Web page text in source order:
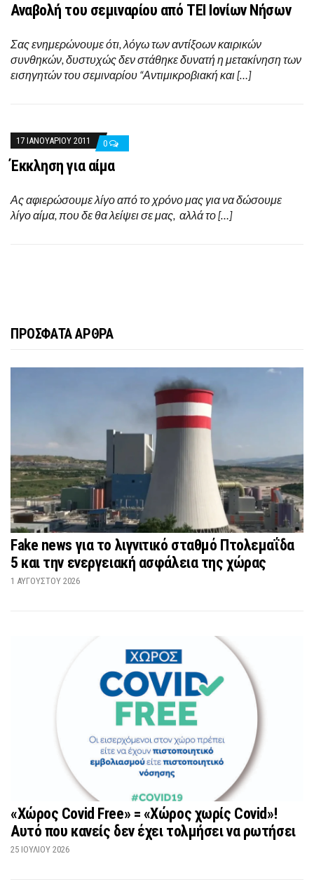
Αναβολή του σεμιναρίου από ΤΕΙ Ιονίων Νήσων
Σας ενημερώνουμε ότι, λόγω των αντίξοων καιρικών
συνθηκών, δυστυχώς δεν στάθηκε δυνατή η μετακίνηση των
εισηγητών του σεμιναρίου “Αντιμικροβιακή και […]
17 ΙΑΝΟΥΑΡΊΟΥ 2011 0
Έκκληση για αίμα
Ας αφιερώσουμε λίγο από το χρόνο μας για να δώσουμε
λίγο αίμα, που δε θα λείψει σε μας, αλλά το […]
ΠΡΟΣΦΑΤΑ ΑΡΘΡΑ
Fake news για το λιγνιτικό σταθμό Πτολεμαΐδα
5 και την ενεργειακή ασφάλεια της χώρας
1 ΑΥΓΟΎΣΤΟΥ 2026
«Χώρος Covid Free» = «Χώρος χωρίς Covid»!
Αυτό που κανείς δεν έχει τολμήσει να ρωτήσει
25 ΙΟΥΛΊΟΥ 2026